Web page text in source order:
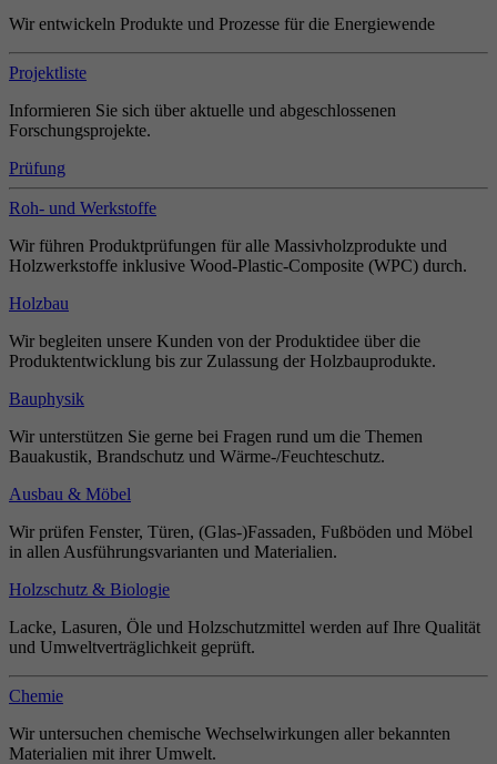
Wir entwickeln Produkte und Prozesse für die Energiewende
Projektliste
Informieren Sie sich über aktuelle und abgeschlossenen
Forschungsprojekte.
Prüfung
Roh- und Werkstoffe
Wir führen Produktprüfungen für alle Massivholzprodukte und
Holzwerkstoffe inklusive Wood-Plastic-Composite (WPC) durch.
Holzbau
Wir begleiten unsere Kunden von der Produktidee über die
Produktentwicklung bis zur Zulassung der Holzbauprodukte.
Bauphysik
Wir unterstützen Sie gerne bei Fragen rund um die Themen
Bauakustik, Brandschutz und Wärme-/Feuchteschutz.
Ausbau & Möbel
Wir prüfen Fenster, Türen, (Glas-)Fassaden, Fußböden und Möbel
in allen Ausführungsvarianten und Materialien.
Holzschutz & Biologie
Lacke, Lasuren, Öle und Holzschutzmittel werden auf Ihre Qualität
und Umweltverträglichkeit geprüft.
Chemie
Wir untersuchen chemische Wechselwirkungen aller bekannten
Materialien mit ihrer Umwelt.